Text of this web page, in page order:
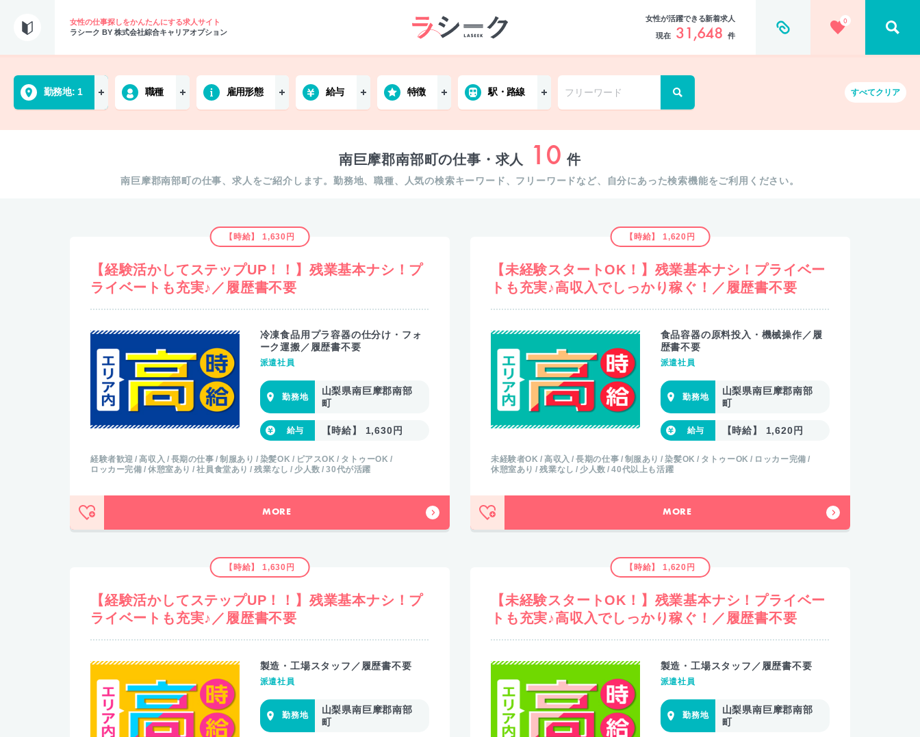
女性の仕事探しをかんたんにする求人サイト
ラシーク BY 株式会社綜合キャリアオプション
女性が活躍できる新着求人
現在 31,648 件
0
勤務地 1 職種 雇用形態 給与 特徴 駅・路線 すべてクリア
南巨摩郡南部町の仕事・求人 10 件
南巨摩郡南部町の仕事、求人をご紹介します。勤務地、職種、人気の検索キーワード、フリーワードなど、自分にあった検索機能をご利用ください。
【時給】 1,630円
【経験活かしてステップUP！！】残業基本ナシ！プ
ライベートも充実♪／履歴書不要
冷凍食品用プラ容器の仕分け・フォ
ーク運搬／履歴書不要
派遣社員
山梨県南巨摩郡南部
町
【時給】 1,630円
経験者歓迎 高収入 長期の仕事 制服あり 染髪OK ピアスOK
タトゥーOK
ロッカー完備
休憩室あり 社員食堂あり 残業なし 少人数 30代が活躍
MORE
【時給】 1,620円
【未経験スタートOK！】残業基本ナシ！プライベー
トも充実♪高収入でしっかり稼ぐ！／履歴書不要
食品容器の原料投入・機械操作／履
歴書不要
派遣社員
山梨県南巨摩郡南部
町
【時給】 1,620円
未経験者OK 高収入 長期の仕事 制服あり 染髪OK タトゥーOK
ロッカー完備
休憩室あり
残業なし 少人数 40代以上も活躍
MORE
【時給】 1,630円
【経験活かしてステップUP！！】残業基本ナシ！プ
ライベートも充実♪／履歴書不要
製造・工場スタッフ／履歴書不要
派遣社員
山梨県南巨摩郡南部
町
【時給】 1,620円
【未経験スタートOK！】残業基本ナシ！プライベー
トも充実♪高収入でしっかり稼ぐ！／履歴書不要
製造・工場スタッフ／履歴書不要
派遣社員
山梨県南巨摩郡南部
町